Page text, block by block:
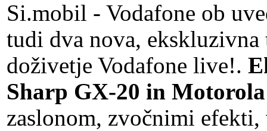
Si.mobil - Vodafone ob
tudi dva nova,
doživetje Vodafone live!.
Sharp GX-20 in
zaslonom, zvočnimi